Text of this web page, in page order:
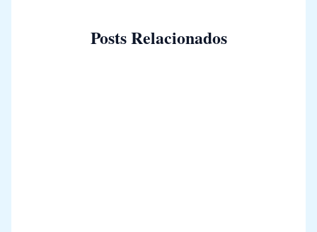
Posts Relacionados